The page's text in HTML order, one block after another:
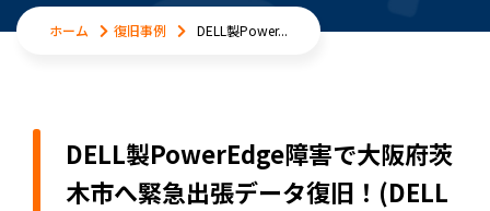
ホーム 復旧事例 DELL製Power...
DELL製PowerEdge障害で大阪府茨
木市へ緊急出張データ復旧！(DELL